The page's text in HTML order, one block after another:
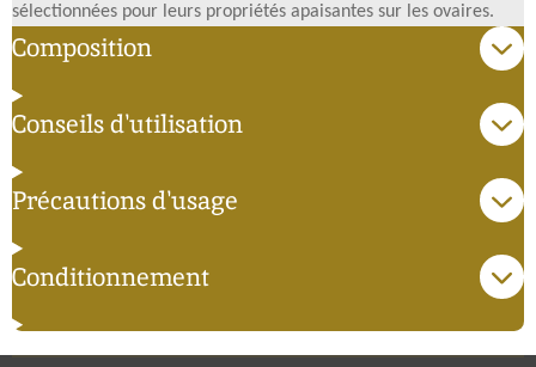
sélectionnées pour leurs propriétés apaisantes sur les ovaires.
Composition
Conseils d'utilisation
Précautions d'usage
Conditionnement